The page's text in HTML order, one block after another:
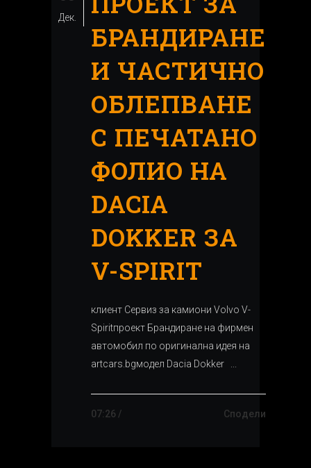
Дек.
БРАНДИРАНЕ
И ЧАСТИЧНО
ОБЛЕПВАНЕ
С ПЕЧАТАНО
ФОЛИО НА
DACIA
DOKKER ЗА
V-SPIRIT
клиент Сервиз за камиони Volvo V-
Spiritпроект Брандиране на фирмен
автомобил по оригинална идея на
artcars.bgмодел Dacia Dokker ...
07:26 / Сподели